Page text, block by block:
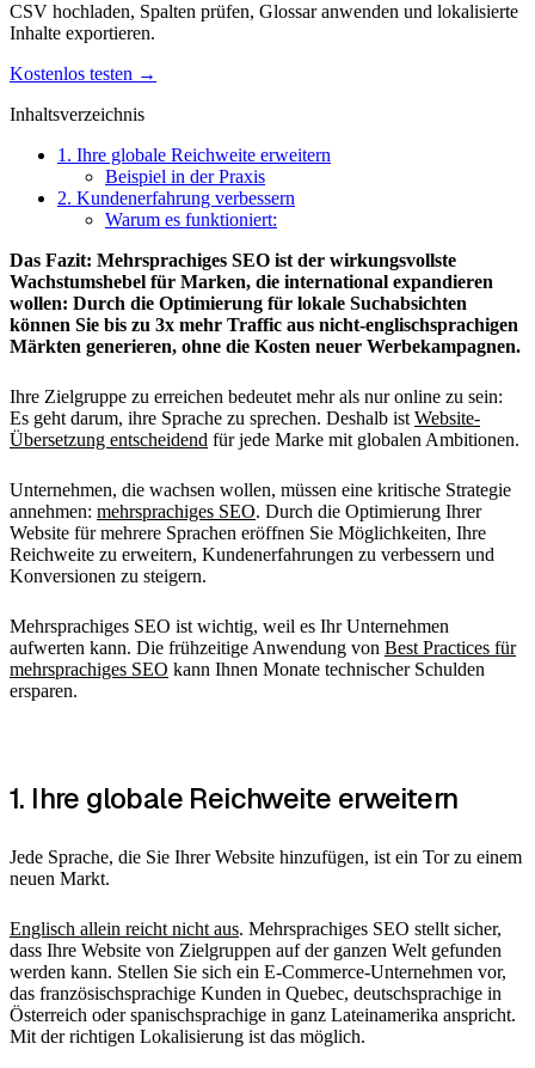
CSV hochladen, Spalten prüfen, Glossar anwenden und lokalisierte
Inhalte exportieren.
Kostenlos testen →
Inhaltsverzeichnis
1. Ihre globale Reichweite erweitern
Beispiel in der Praxis
2. Kundenerfahrung verbessern
Warum es funktioniert:
Das Fazit: Mehrsprachiges SEO ist der wirkungsvollste
Wachstumshebel für Marken, die international expandieren
wollen: Durch die Optimierung für lokale Suchabsichten
können Sie bis zu 3x mehr Traffic aus nicht-englischsprachigen
Märkten generieren, ohne die Kosten neuer Werbekampagnen.
Ihre Zielgruppe zu erreichen bedeutet mehr als nur online zu sein:
Es geht darum, ihre Sprache zu sprechen. Deshalb ist Website-
Übersetzung entscheidend für jede Marke mit globalen Ambitionen.
Unternehmen, die wachsen wollen, müssen eine kritische Strategie
annehmen: mehrsprachiges SEO. Durch die Optimierung Ihrer
Website für mehrere Sprachen eröffnen Sie Möglichkeiten, Ihre
Reichweite zu erweitern, Kundenerfahrungen zu verbessern und
Konversionen zu steigern.
Mehrsprachiges SEO ist wichtig, weil es Ihr Unternehmen
aufwerten kann. Die frühzeitige Anwendung von Best Practices für
mehrsprachiges SEO kann Ihnen Monate technischer Schulden
ersparen.
1. Ihre globale Reichweite erweitern
Jede Sprache, die Sie Ihrer Website hinzufügen, ist ein Tor zu einem
neuen Markt.
Englisch allein reicht nicht aus. Mehrsprachiges SEO stellt sicher,
dass Ihre Website von Zielgruppen auf der ganzen Welt gefunden
werden kann. Stellen Sie sich ein E-Commerce-Unternehmen vor,
das französischsprachige Kunden in Quebec, deutschsprachige in
Österreich oder spanischsprachige in ganz Lateinamerika anspricht.
Mit der richtigen Lokalisierung ist das möglich.